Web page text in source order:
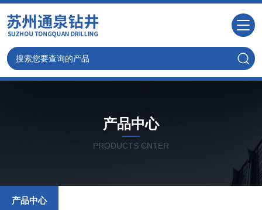
产品中心
PRODUCTS CNTER
产品中心